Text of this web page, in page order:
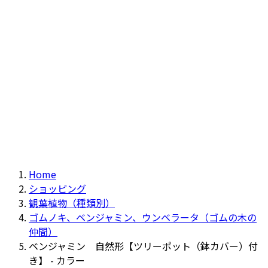
Home
ショッピング
観葉植物（種類別）
ゴムノキ、ベンジャミン、ウンベラータ（ゴムの木の
仲間）
ベンジャミン 自然形【ツリーポット（鉢カバー）付
き】 - カラー